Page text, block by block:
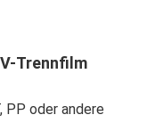
Trennfilm
PP oder andere